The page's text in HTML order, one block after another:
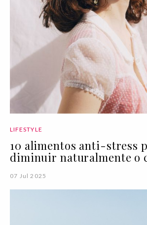
LIFESTYLE
10 alimentos anti-stress
diminuir naturalmente o
07 Jul 2025